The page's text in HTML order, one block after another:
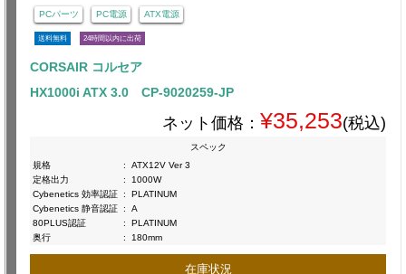
PCパーツ PC電源 ATX電源
送料無料 24時間以内に出荷
CORSAIR コルセア
HX1000i ATX 3.0 CP-9020259-JP
ネット価格： ¥35,253(税込)
スペック
規格
:
ATX12V Ver 3
定格出力
:
1000W
Cybenetics 効率認証 :
PLATINUM
Cybenetics 静音認証 :
A
80PLUS認証
:
PLATINUM
奥行
: 180mm
在庫状況